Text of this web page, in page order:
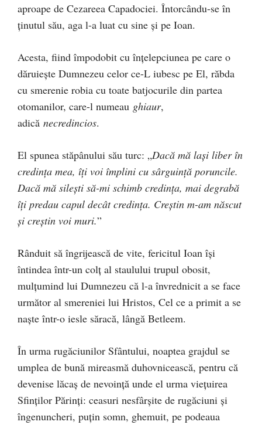
aproape de Cezareea Capadociei. Întorcându-se în
ţinutul său, aga l-a luat cu sine şi pe Ioan.
Acesta, fiind împodobit cu înţelepciunea pe care o
dăruieşte Dumnezeu celor ce-L iubesc pe El, răbda
cu smerenie robia cu toate batjocurile din partea
otomanilor, care-l numeau ghiaur,
adică necredincios.
El spunea stăpânului său turc: „Dacă mă laşi liber în
credinţa mea, îţi voi împlini cu sârguinţă poruncile.
Dacă mă sileşti să-mi schimb credinţa, mai degrabă
îţi predau capul decât credinţa. Creştin m-am născut
şi creştin voi muri.”
Rânduit să îngrijească de vite, fericitul Ioan îşi
întindea într-un colţ al staulului trupul obosit,
mulţumind lui Dumnezeu că l-a învrednicit a se face
următor al smereniei lui Hristos, Cel ce a primit a se
naşte într-o iesle săracă, lângă Betleem.
În urma rugăciunilor Sfântului, noaptea grajdul se
umplea de bună mireasmă duhovnicească, pentru că
devenise lăcaş de nevoinţă unde el urma vieţuirea
Sfinţilor Părinţi: ceasuri nesfârşite de rugăciuni şi
îngenuncheri, puţin somn, ghemuit, pe podeaua